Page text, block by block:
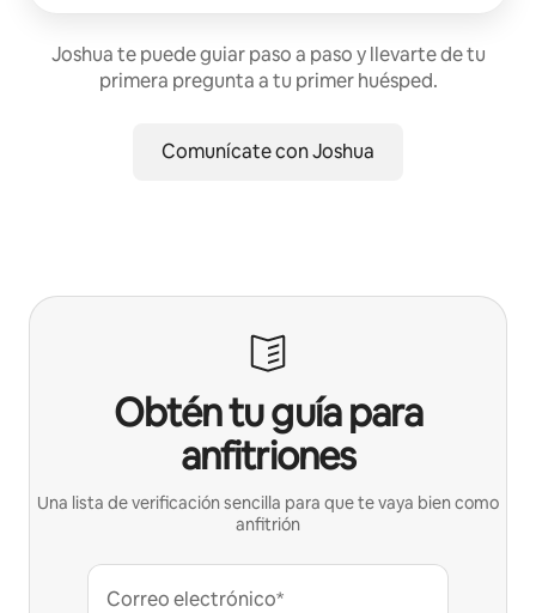
Joshua te puede guiar paso a paso y llevarte de tu
primera pregunta a tu primer huésped.
Comunícate con Joshua
Obtén tu guía para
anfitriones
Una lista de verificación sencilla para que te vaya bien como
anfitrión
Correo electrónico*